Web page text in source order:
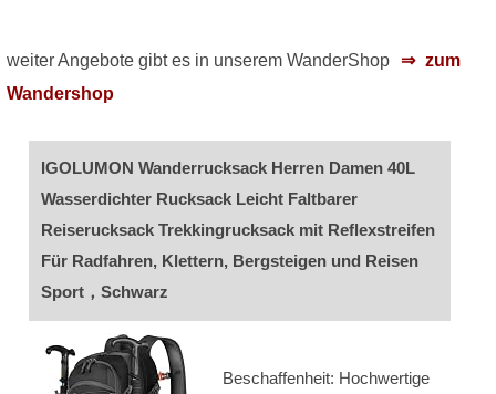
weiter Angebote gibt es in unserem WanderShop
zum
Wandershop
IGOLUMON Wanderrucksack Herren Damen 40L
Wasserdichter Rucksack Leicht Faltbarer
Reiserucksack Trekkingrucksack mit Reflexstreifen
Für Radfahren, Klettern, Bergsteigen und Reisen
Sport，Schwarz
Beschaffenheit: Hochwertige